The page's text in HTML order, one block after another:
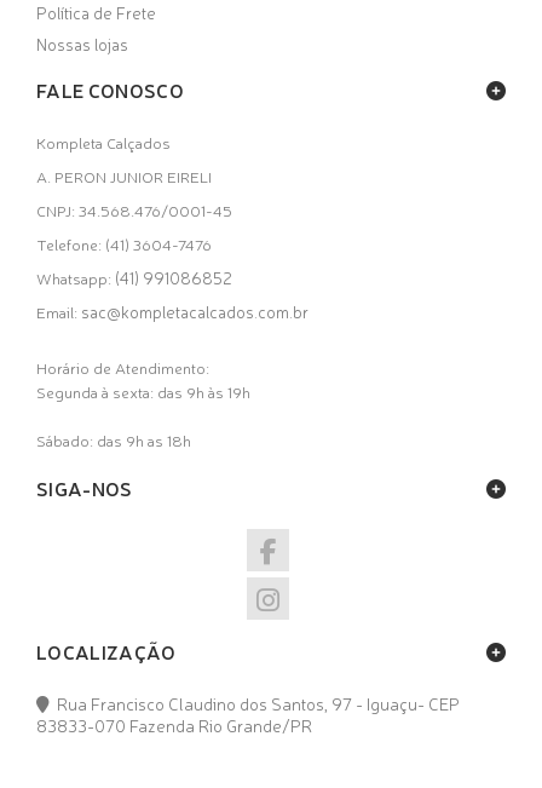
Política de Frete
Nossas lojas
FALE CONOSCO
Kompleta Calçados
A. PERON JUNIOR EIRELI
CNPJ: 34.568.476/0001-45
Telefone: (41) 3604-7476
Whatsapp: (41) 991086852
Email: sac@kompletacalcados.com.br
Horário de Atendimento:
Segunda à sexta: das 9h às 19h
Sábado: das 9h as 18h
SIGA-NOS
LOCALIZAÇÃO
Rua Francisco Claudino dos Santos, 97 - Iguaçu- CEP
83833-070 Fazenda Rio Grande/PR